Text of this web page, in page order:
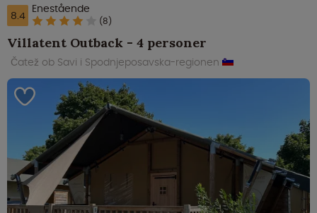
8.4 Enestående
(8)
Villatent Outback - 4 personer
Čatež ob Savi i Spodnjeposavska-regionen